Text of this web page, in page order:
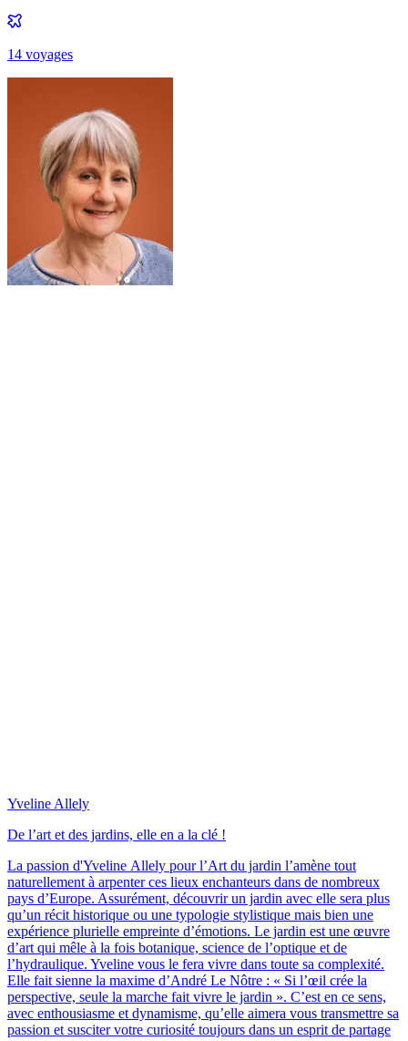
14 voyages
Yveline Allely
De l’art et des jardins, elle en a la clé !
La passion d'Yveline Allely pour l’Art du jardin l’amène tout
naturellement à arpenter ces lieux enchanteurs dans de nombreux
pays d’Europe. Assurément, découvrir un jardin avec elle sera plus
qu’un récit historique ou une typologie stylistique mais bien une
expérience plurielle empreinte d’émotions. Le jardin est une œuvre
d’art qui mêle à la fois botanique, science de l’optique et de
l’hydraulique. Yveline vous le fera vivre dans toute sa complexité.
Elle fait sienne la maxime d’André Le Nôtre : « Si l’œil crée la
perspective, seule la marche fait vivre le jardin ». C’est en ce sens,
avec enthousiasme et dynamisme, qu’elle aimera vous transmettre sa
passion et susciter votre curiosité toujours dans un esprit de partage